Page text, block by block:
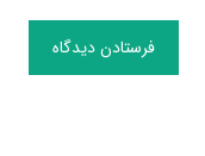
فرستادن دیدگاه